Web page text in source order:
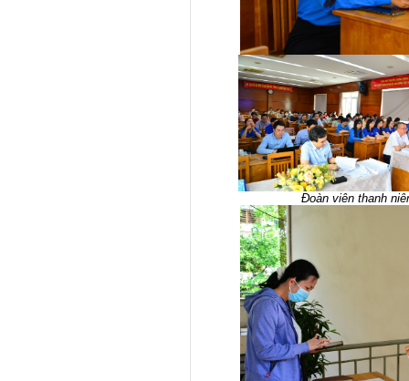
Đoàn viên thanh